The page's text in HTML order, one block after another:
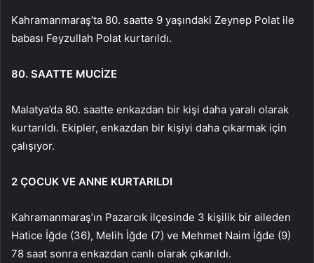
Kahramanmaraş’ta 80. saatte 9 yaşındaki Zeynep Polat ile
babası Feyzullah Polat kurtarıldı.
80. SAATTE MUCİZE
Malatya’da 80. saatte enkazdan bir kişi daha yaralı olarak
kurtarıldı. Ekipler, enkazdan bir kişiyi daha çıkarmak için
çalışıyor.
2 ÇOCUK VE ANNE KURTARILDI
Kahramanmaraş’ın Pazarcık ilçesinde 3 kişilik bir aileden
Hatice İğde (36), Melih İğde (7) ve Mehmet Naim İğde (9)
78 saat sonra enkazdan canlı olarak çıkarıldı.